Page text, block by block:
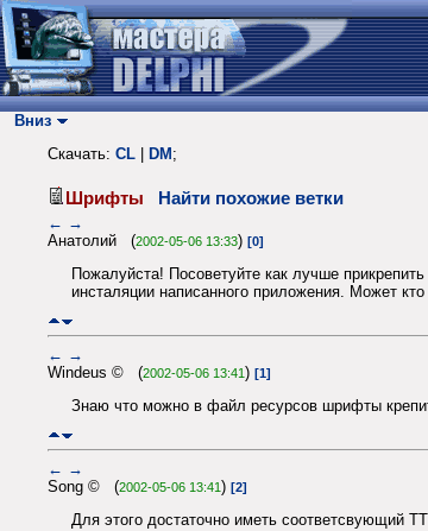
Вниз
Скачать: CL DM ;
Шрифты Найти похожие ветки
← →
Анатолий (2002-05-06 13:33) [0]
Пожалуйста! Посоветуйте как лучше
инсталяции написанного приложения. Может
← →
Windeus © (2002-05-06 13:41) [1]
Знаю что можно в файл ресурсов шрифты
← →
Song © (2002-05-06 13:41) [2]
Для этого достаточно иметь соответсвующий